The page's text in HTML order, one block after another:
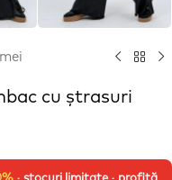
cu ștrasuri